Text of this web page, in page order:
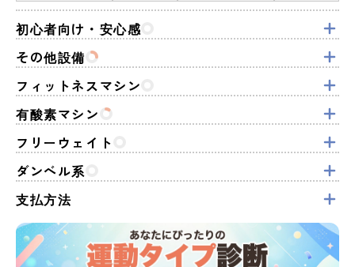
初心者向け・安心感
その他設備
フィットネスマシン
有酸素マシン
フリーウェイト
ダンベル系
支払方法